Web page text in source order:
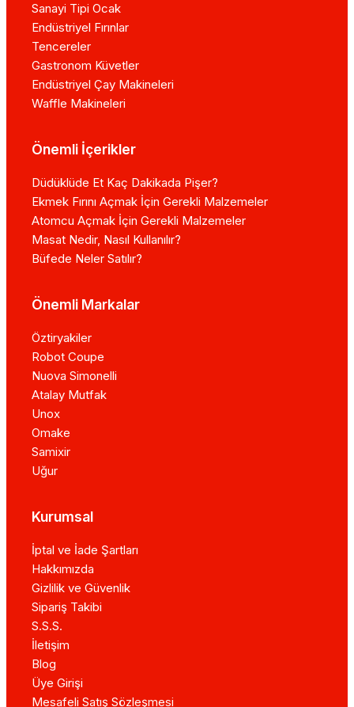
Sanayi Tipi Ocak
Endüstriyel Fırınlar
Tencereler
Gastronom Küvetler
Endüstriyel Çay Makineleri
Waffle Makineleri
Önemli İçerikler
Düdüklüde Et Kaç Dakikada Pişer?
Ekmek Fırını Açmak İçin Gerekli Malzemeler
Atomcu Açmak İçin Gerekli Malzemeler
Masat Nedir, Nasıl Kullanılır?
Büfede Neler Satılır?
Önemli Markalar
Öztiryakiler
Robot Coupe
Nuova Simonelli
Atalay Mutfak
Unox
Omake
Samixir
Uğur
Kurumsal
İptal ve İade Şartları
Hakkımızda
Gizlilik ve Güvenlik
Sipariş Takibi
S.S.S.
İletişim
Blog
Üye Girişi
Mesafeli Satış Sözleşmesi